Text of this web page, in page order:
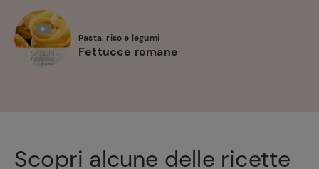
Pasta, riso e legumi
Fettucce romane
Scopri alcune delle ricette